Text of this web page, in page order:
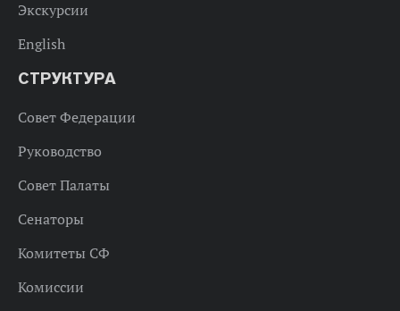
Экскурсии
English
СТРУКТУРА
Совет Федерации
Руководство
Совет Палаты
Сенаторы
Комитеты СФ
Комиссии